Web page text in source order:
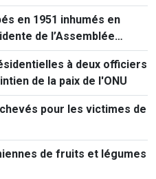
en 1951 inhumés en
de l’Assemblée
à deux officiers
de la paix de l'ONU
pour les victimes de
de fruits et légumes